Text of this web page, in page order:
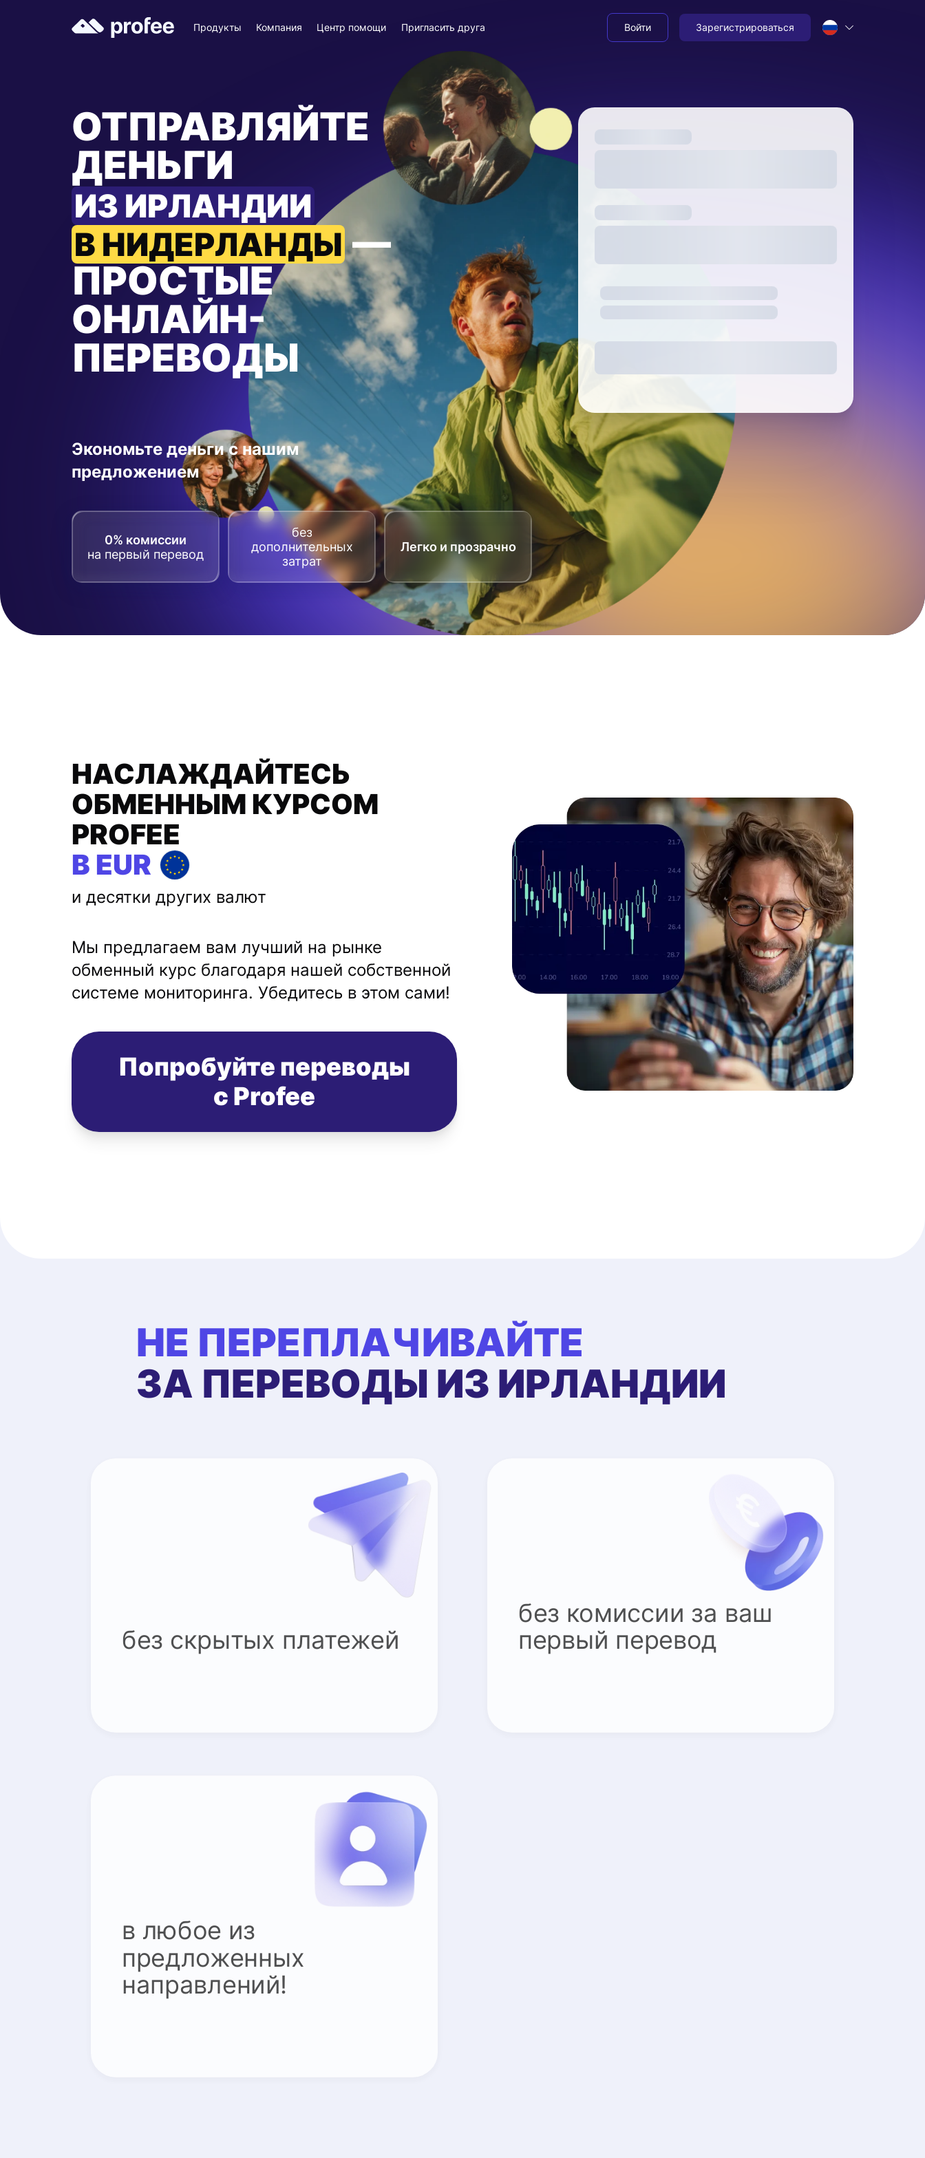
Продукты Компания Центр помощи Пригласить друга Войти Зарегистрироваться
ОТПРАВЛЯЙТЕ
ДЕНЬГИ
ИЗ ИРЛАНДИИ
В НИДЕРЛАНДЫ—
ПРОСТЫЕ
ОНЛАЙН-
ПЕРЕВОДЫ
Экономьте деньги с нашим
предложением
0% комиссии
на первый перевод
без
дополнительных
затрат
Легко и прозрачно
НАСЛАЖДАЙТЕСЬ
ОБМЕННЫМ КУРСОМ
PROFEE
В EUR
и десятки других валют
Мы предлагаем вам лучший на рынке
обменный курс благодаря нашей собственной
системе мониторинга. Убедитесь в этом сами!
Попробуйте переводы
с Profee
НЕ ПЕРЕПЛАЧИВАЙТЕ
ЗА ПЕРЕВОДЫ ИЗ ИРЛАНДИИ
без скрытых платежей
без комиссии за ваш
первый перевод
в любое из
предложенных
направлений!